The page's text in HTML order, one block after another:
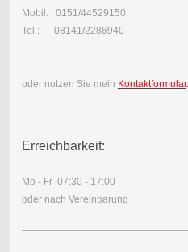
Mobil: 0151/44529150
Tel.: 08141/2286940
oder nutzen Sie mein Kontaktformular.
Erreichbarkeit:
Mo - Fr 07:30 - 17:00
oder nach Vereinbarung